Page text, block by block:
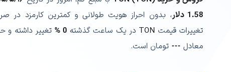
1.58 دلار، بدون احراز هویت طولانی و کمترین کارمزد در
تغییرات قیمت TON در یک ساعت گذشته 0 % تغییر داشته و
معادل --- تومان است.